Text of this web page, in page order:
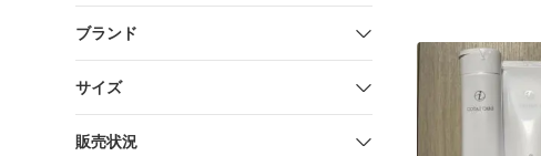
ブランド
サイズ
販売状況